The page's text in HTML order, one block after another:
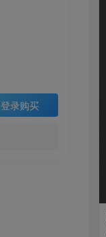
登录购买